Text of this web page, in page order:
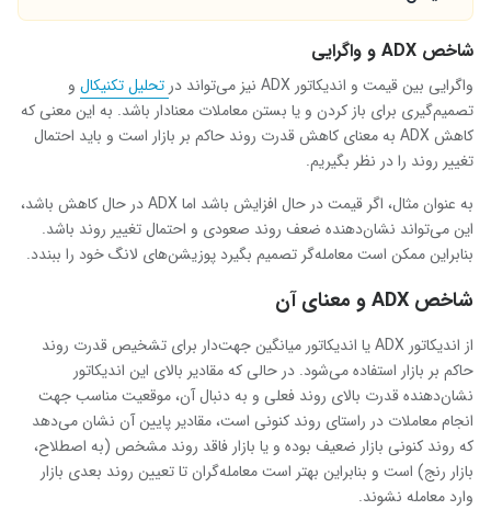
شاخص ADX و واگرایی
واگرایی بین قیمت و اندیکاتور ADX نیز می‌تواند در تحلیل تکنیکال و
تصمیم‌گیری برای باز کردن و یا بستن معاملات معنادار باشد. به این معنی که
کاهش ADX به معنای کاهش قدرت روند حاکم بر بازار است و باید احتمال
تغییر روند را در نظر بگیریم.
به عنوان مثال، اگر قیمت در حال افزایش باشد اما ADXدر حال کاهش باشد،
این می‌تواند نشان‌دهنده ضعف روند صعودی و احتمال تغییر روند باشد.
بنابراین ممکن است معامله‌گر تصمیم بگیرد پوزیشن‌های لانگ خود را ببندد.
شاخص ADXو معنای آن
از اندیکاتور ADXیا اندیکاتور میانگین جهت‌دار برای تشخیص قدرت روند
حاکم بر بازار استفاده می‌شود. در حالی که مقادیر بالای این اندیکاتور
نشان‌دهنده قدرت بالای روند فعلی و به دنبال آن، موقعیت مناسب جهت
انجام معاملات در راستای روند کنونی است، مقادیر پایین آن نشان می‌دهد
که روند کنونی بازار ضعیف بوده و یا بازار فاقد روند مشخص (به اصطلاح،
بازار رنج) است و بنابراین بهتر است معامله‌گران تا تعیین روند بعدی بازار
وارد معامله نشوند.